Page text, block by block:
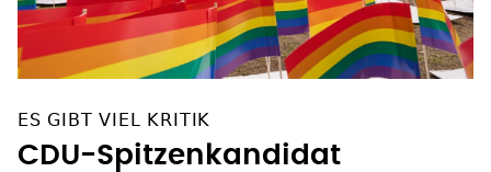
ES GIBT VIEL KRITIK
CDU-Spitzenkandidat